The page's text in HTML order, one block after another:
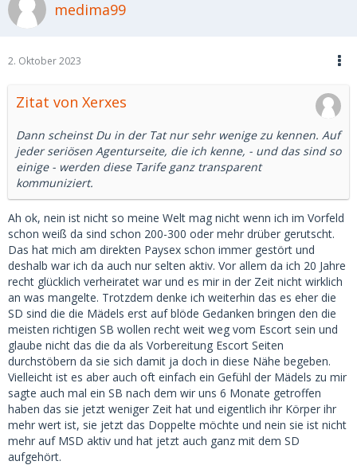
medima99
2. Oktober 2023
Zitat von Xerxes
Dann scheinst Du in der Tat nur sehr wenige zu kennen. Auf
jeder seriösen Agenturseite, die ich kenne, - und das sind so
einige - werden diese Tarife ganz transparent
kommuniziert.
Ah ok, nein ist nicht so meine Welt mag nicht wenn ich im Vorfeld
schon weiß da sind schon 200-300 oder mehr drüber gerutscht.
Das hat mich am direkten Paysex schon immer gestört und
deshalb war ich da auch nur selten aktiv. Vor allem da ich 20 Jahre
recht glücklich verheiratet war und es mir in der Zeit nicht wirklich
an was mangelte. Trotzdem denke ich weiterhin das es eher die
SD sind die die Mädels erst auf blöde Gedanken bringen den die
meisten richtigen SB wollen recht weit weg vom Escort sein und
glaube nicht das die da als Vorbereitung Escort Seiten
durchstöbern da sie sich damit ja doch in diese Nähe begeben.
Vielleicht ist es aber auch oft einfach ein Gefühl der Mädels zu mir
sagte auch mal ein SB nach dem wir uns 6 Monate getroffen
haben das sie jetzt weniger Zeit hat und eigentlich ihr Körper ihr
mehr wert ist, sie jetzt das Doppelte möchte und nein sie ist nicht
mehr auf MSD aktiv und hat jetzt auch ganz mit dem SD
aufgehört.